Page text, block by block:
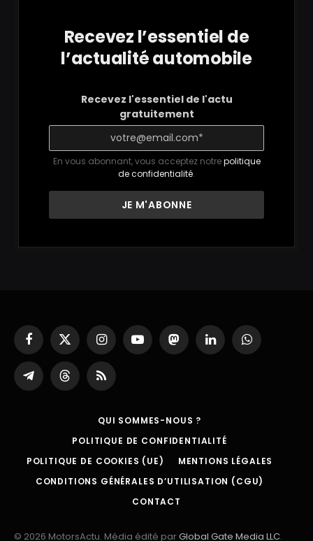
Recevez l’essentiel de
l’actualité automobile
Recevez l'essentiel de l'actu
gratuitement
En vous abonnant, vous acceptez notrepolitique
de confidentialité.
Facebook
X
(Twitter)
InstagramYouTubeMastodonLinkedInWhatsApp
Partager
sur
ThreadsRSS
QUI SOMMES-NOUS ?
POLITIQUE DE CONFIDENTIALITÉ
POLITIQUE DE COOKIES (UE)
MENTIONS LÉGALES
CONDITIONS GÉNÉRALES D’UTILISATION (CGU)
CONTACT
© 2026 MotorsActu. Média édité parGlobal Gate Media LLC.